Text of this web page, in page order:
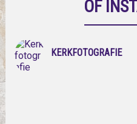
OF
KERKFOTOGRAFIE